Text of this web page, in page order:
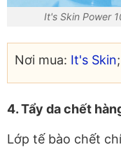
It's Skin Power
Nơi mua: It's Skin
4. Tẩy da chết
Lớp tế bào chết